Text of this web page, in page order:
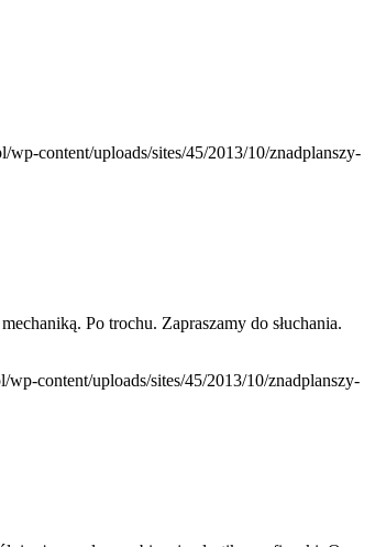
wp-content/uploads/sites/45/2013/10/znadplanszy-
Po trochu. Zapraszamy do słuchania.
wp-content/uploads/sites/45/2013/10/znadplanszy-